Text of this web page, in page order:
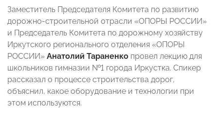
Заместитель Председателя Комитета по развитию
дорожно-строительной отрасли «ОПОРЫ РОССИИ»
и Председатель Комитета по дорожному хозяйству
Иркутского регионального отделения «ОПОРЫ
РОССИИ» Анатолий Тараненко провел лекцию для
школьников гимназии №1 города Иркустка. Спикер
рассказал о процессе строительства дорог,
объяснил, какое оборудование и технологии при
этом используются.